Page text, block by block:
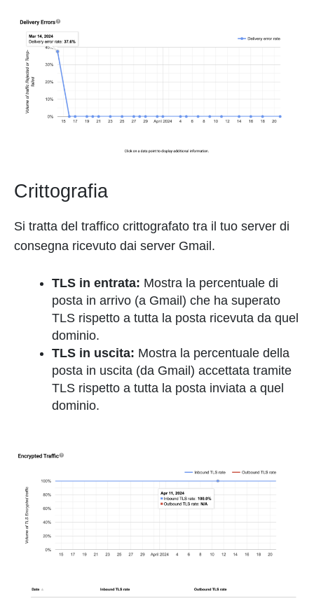
Crittografia
Si tratta del traffico crittografato tra il tuo server di
consegna ricevuto dai server Gmail.
TLS in entrata: Mostra la percentuale di
posta in arrivo (a Gmail) che ha superato
TLS rispetto a tutta la posta ricevuta da quel
dominio.
TLS in uscita: Mostra la percentuale della
posta in uscita (da Gmail) accettata tramite
TLS rispetto a tutta la posta inviata a quel
dominio.